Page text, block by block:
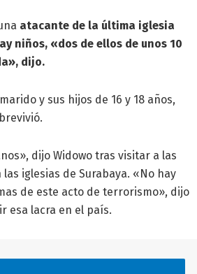
atacante de la última iglesia
niños, «dos de ellos de unos 10
dijo.
y sus hijos de 16 y 18 años,
dijo Widowo tras visitar a las
iglesias de Surabaya. «No hay
de este acto de terrorismo», dijo
esa lacra en el país.